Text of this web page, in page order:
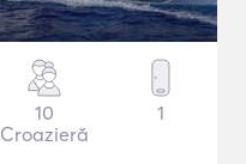
10
Croazieră
1